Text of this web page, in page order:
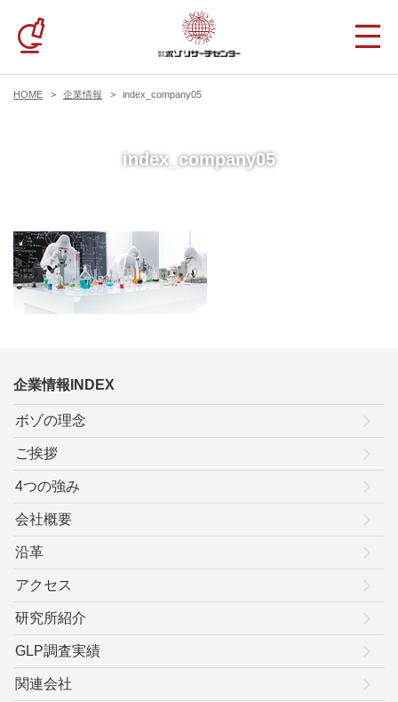
HOME 企業情報 index_company05
index_company05
企業情報INDEX
ボゾの理念
ご挨拶
4つの強み
会社概要
沿革
アクセス
研究所紹介
GLP調査実績
関連会社